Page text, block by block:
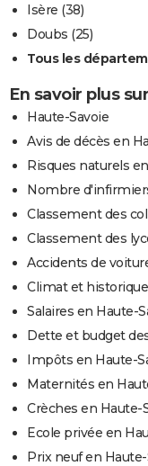
Isère (38)
Doubs (25)
Tous les
En savoir plus
Haute-Savoie
Avis de décès en
Risques naturels
Nombre
Classement des
Classement des
Accidents de
Climat et
Salaires en Haute-
Dette et budget
Impôts en Haute-
Maternités en
Crèches en Haute-
Ecole privée en
Prix neuf en Haute-